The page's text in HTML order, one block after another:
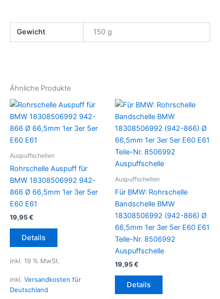
Gewicht 150 g
Ähnliche Produkte
Auspuffschellen
Rohrschelle Auspuff für
BMW 18308506992 942-
866 Ø 66,5mm 1er 3er 5er
E60 E61
19,95€
Details
inkl. 19 % MwSt.
inkl. Versandkosten für
Deutschland
Auspuffschellen
Für BMW: Rohrschelle
Bandschelle BMW
18308506992 (942-866) Ø
66,5mm 1er 3er 5er E60 E61
Teile-Nr. 8506992
Auspuffschelle
19,95€
Details